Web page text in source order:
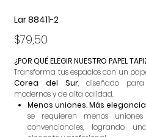
Lar 88411-2
Precio
$79,50
¿POR QUÉ ELEGIR NUESTRO PAPEL
Transforma tus espacios con un
Corea del Sur, diseñado para
modernos y de alta calidad.
Menos uniones. Más
se requieren menos
convencionales, logrando